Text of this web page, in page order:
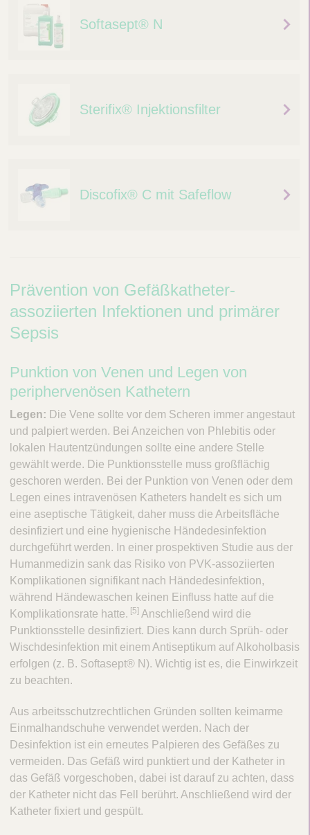
Softasept® N
Sterifix® Injektionsfilter
Discofix® C mit Safeflow
P
r
ä
e
n
t
i
o
n
v
o
n
G
e
f
ä
ß
k
t
h
e
t
e
Prävention von Gefäßkatheter-
assoziierten Infektionen und primärer
Sepsis
Punktion von Venen und Legen von
periphervenösen Kathetern
Legen: Die Vene sollte vor dem Scheren immer angestaut
und palpiert werden. Bei Anzeichen von Phlebitis oder
lokalen Hautentzündungen sollte eine andere Stelle
gewählt werde. Die Punktionsstelle muss großflächig
geschoren werden. Bei der Punktion von Venen oder dem
Legen eines intravenösen Katheters handelt es sich um
eine aseptische Tätigkeit, daher muss die Arbeitsfläche
desinfiziert und eine hygienische Händedesinfektion
durchgeführt werden. In einer prospektiven Studie aus der
Humanmedizin sank das Risiko von PVK-assoziierten
Komplikationen signifikant nach Händedesinfektion,
während Händewaschen keinen Einfluss hatte auf die
Komplikationsrate hatte. ​[5] Anschließend wird die
Punktionsstelle desinfiziert. Dies kann durch Sprüh- oder
Wischdesinfektion mit einem Antiseptikum auf Alkoholbasis
erfolgen (z. B. Softasept® N). Wichtig ist es, die Einwirkzeit
zu beachten.
Aus arbeitsschutzrechtlichen Gründen sollten keimarme
Einmalhandschuhe verwendet werden. Nach der
Desinfektion ist ein erneutes Palpieren des Gefäßes zu
vermeiden. Das Gefäß wird punktiert und der Katheter in
das Gefäß vorgeschoben, dabei ist darauf zu achten, dass
der Katheter nicht das Fell berührt. Anschließend wird der
Katheter fixiert und gespült.